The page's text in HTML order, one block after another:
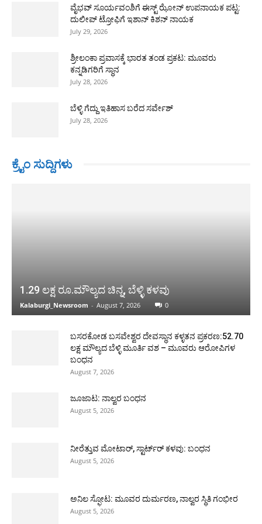
ವೈಭವ್ ಸೂರ್ಯವಂಶಿಗೆ ಈಸ್ಟ್ ಝೋನ್ ಉಪನಾಯಕ ಪಟ್ಟ:
ದುಲೀಪ್ ಟ್ರೋಫಿಗೆ ಇಶಾನ್ ಕಿಶನ್ ನಾಯಕ
July 29, 2026
ಶ್ರೀಲಂಕಾ ಪ್ರವಾಸಕ್ಕೆ ಭಾರತ ತಂಡ ಪ್ರಕಟ: ಮೂವರು
ಕನ್ನಡಿಗರಿಗೆ ಸ್ಥಾನ
July 28, 2026
ಬೆಳ್ಳಿ ಗೆದ್ದು ಇತಿಹಾಸ ಬರೆದ ಸರ್ವೇಶ್
July 28, 2026
ಕ್ರೈಂ ಸುದ್ದಿಗಳು
1.29 ಲಕ್ಷ ರೂ.ಮೌಲ್ಯದ ಚಿನ್ನ, ಬೆಳ್ಳಿ ಕಳವು
Kalaburgi_Newsroom - August 7, 2026 0
ಬಸರಕೋಡ ಬಸವೇಶ್ವರ ದೇವಸ್ಥಾನ ಕಳ್ಳತನ ಪ್ರಕರಣ:52.70
ಲಕ್ಷ ಮೌಲ್ಯದ ಬೆಳ್ಳಿ ಮೂರ್ತಿ ವಶ – ಮೂವರು ಆರೋಪಿಗಳ
ಬಂಧನ
August 7, 2026
ಜೂಜಾಟ: ನಾಲ್ವರ ಬಂಧನ
August 5, 2026
ನೀರೆತ್ತುವ ಮೋಟಾರ್, ಸ್ಟಾರ್ಟ್‍ರ್ ಕಳವು: ಬಂಧನ
August 5, 2026
ಅನಿಲ ಸ್ಫೋಟ: ಮೂವರ ದುರ್ಮರಣ, ನಾಲ್ವರ ಸ್ಥಿತಿ ಗಂಭೀರ
August 5, 2026